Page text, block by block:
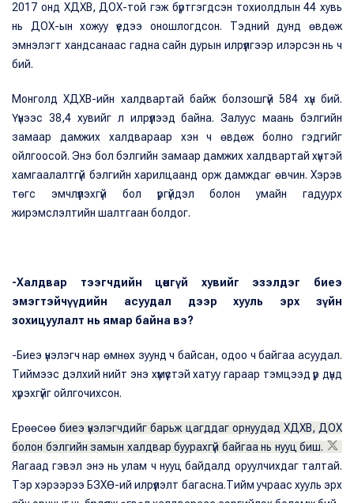
2017 онд ХДХВ, ДОХ-той гэж бүртгэгдсэн тохиолдлын 44 хувь
нь ДОХ-ын хожуу үедээ оношлогдсон. Тэдний дунд өвдөж
эмнэлэгт хандсанаас гадна сайн дурын илрүүлгээр илэрсэн нь ч
бий.
Монголд ХДХВ-ийн халдвартай байж болзошгүй 584 хүн бий.
Үүнээс 38,4 хувийг л илрүүлээд байна. Залуус маань бэлгийн
замаар дамжих халдвараар хэн ч өвдөж болно гэдгийг
ойлгоосой. Энэ бол бэлгийн замаар дамжих халдвартай хүнтэй
хамгаалалтгүй бэлгийн харилцаанд орж дамждаг өвчин. Хэрэв
төгс эмчлүүлэхгүй бол үргүйдэл болон умайн гадуурх
жирэмслэлтийн шалтгаан болдог.
-Халдвар тээгчдийн цөөнгүй хувийг эзэлдэг биеэ
эмэгтэйчүүдийн асуудал дээр хууль эрх зүйн
зохицуулалт нь ямар байна вэ?
-Биеэ үнэлэгч нар өмнөх зуунд ч байсан, одоо ч байгаа асуудал.
Тиймээс дэлхий нийт энэ хүмүүстэй хатуу гараар тэмцээд үр дүнд
хүрэхгүйг ойлгочихсон.
Ерөөсөөбиеэ үнэлэгчдийг барьж цагддаг орнуудад ХДХВ, ДОХ
болон бэлгийн замын халдвар буурахгүй байгаа нь нууц биш.
Яагаад гэвэл энэ нь улам ч нууц байдалд оруулчихдаг талтай.
Тэр хэрээрээ БЗХӨ-ий илрүүлэлт багасна.Тийм учраас хууль эрх